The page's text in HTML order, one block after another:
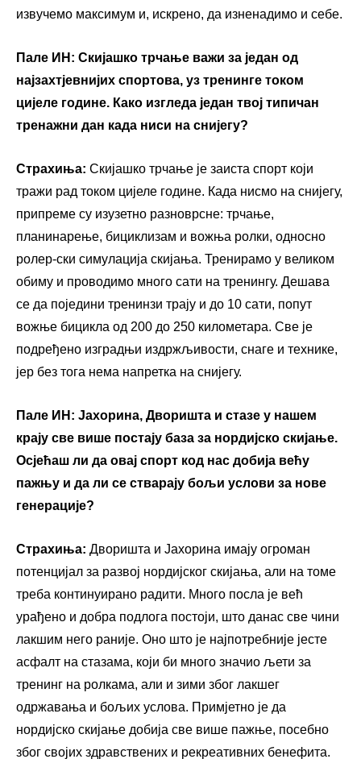
извучемо максимум и, искрено, да изненадимо и себе.
Пале ИН: Скијашко трчање важи за један од
најзахтјевнијих спортова, уз тренинге током
цијеле године. Како изгледа један твој типичан
тренажни дан када ниси на снијегу?
Страхиња: Скијашко трчање је заиста спорт који
тражи рад током цијеле године. Када нисмо на снијегу,
припреме су изузетно разноврсне: трчање,
планинарење, бициклизам и вожња ролки, односно
ролер-ски симулација скијања. Тренирамо у великом
обиму и проводимо много сати на тренингу. Дешава
се да поједини тренинзи трају и до 10 сати, попут
вожње бицикла од 200 до 250 километара. Све је
подређено изградњи издржљивости, снаге и технике,
јер без тога нема напретка на снијегу.
Пале ИН: Јахорина, Дворишта и стазе у нашем
крају све више постају база за нордијско скијање.
Осјећаш ли да овај спорт код нас добија већу
пажњу и да ли се стварају бољи услови за нове
генерације?
Страхиња: Дворишта и Јахорина имају огроман
потенцијал за развој нордијског скијања, али на томе
треба континуирано радити. Много посла је већ
урађено и добра подлога постоји, што данас све чини
лакшим него раније. Оно што је најпотребније јесте
асфалт на стазама, који би много значио љети за
тренинг на ролкама, али и зими због лакшег
одржавања и бољих услова. Примјетно је да
нордијско скијање добија све више пажње, посебно
због својих здравствених и рекреативних бенефита.